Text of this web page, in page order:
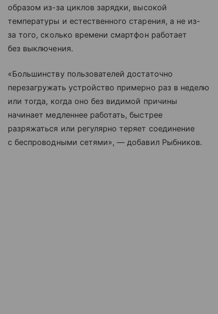
образом из-за циклов зарядки, высокой
температуры и естественного старения, а не из-
за того, сколько времени смартфон работает
без выключения.
«Большинству пользователей достаточно
перезагружать устройство примерно раз в неделю
или тогда, когда оно без видимой причины
начинает медленнее работать, быстрее
разряжаться или регулярно теряет соединение
с беспроводными сетями», — добавил Рыбников.